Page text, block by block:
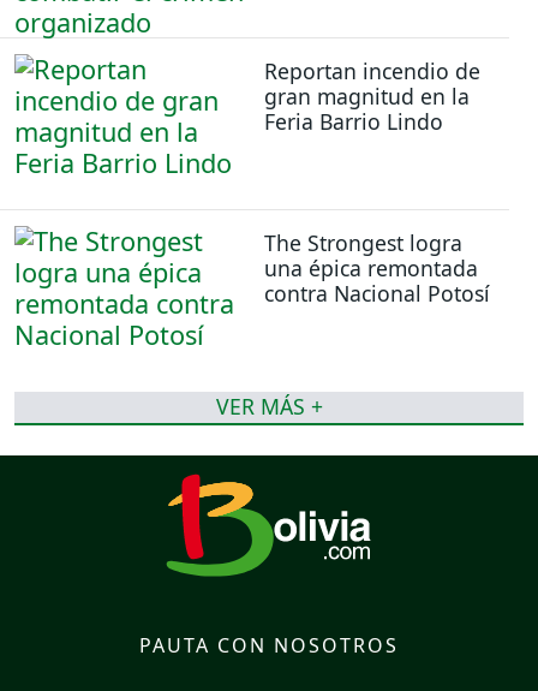
Reportan incendio de
gran magnitud en la
Feria Barrio Lindo
The Strongest logra
una épica remontada
contra Nacional Potosí
VER MÁS +
PAUTA CON NOSOTROS